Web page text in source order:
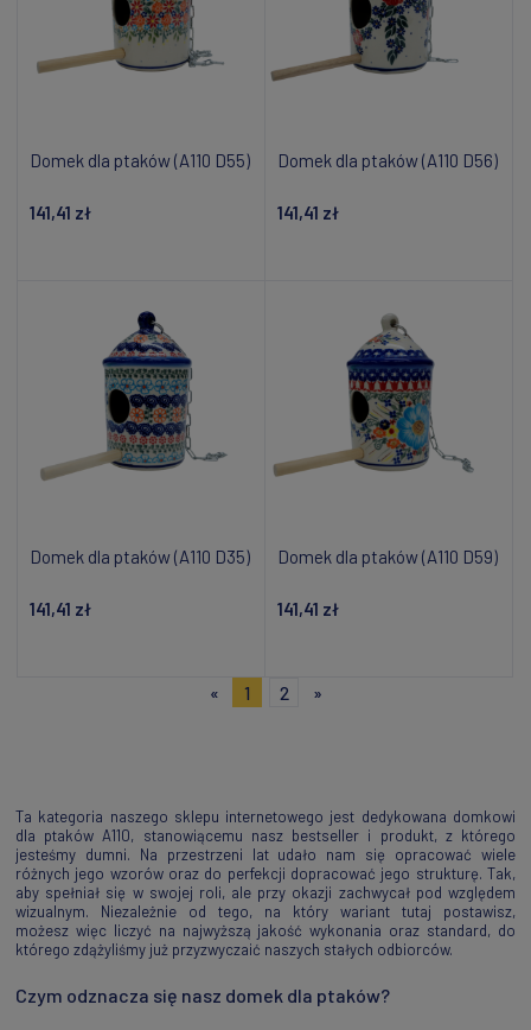
Domek dla ptaków (A110 D55)
141,41 zł
Domek dla ptaków (A110 D56)
141,41 zł
Domek dla ptaków (A110 D35)
141,41 zł
Domek dla ptaków (A110 D59)
141,41 zł
«
1 2 »
Ta kategoria naszego sklepu internetowego jest dedykowana domkowi
dla ptaków A110, stanowiącemu nasz bestseller i produkt, z którego
jesteśmy dumni. Na przestrzeni lat udało nam się opracować wiele
różnych jego wzorów oraz do perfekcji dopracować jego strukturę. Tak,
aby spełniał się w swojej roli, ale przy okazji zachwycał pod względem
wizualnym. Niezależnie od tego, na który wariant tutaj postawisz,
możesz więc liczyć na najwyższą jakość wykonania oraz standard, do
którego zdążyliśmy już przyzwyczaić naszych stałych odbiorców.
Czym odznacza się nasz domek dla ptaków?